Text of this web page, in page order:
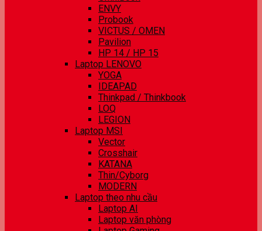
ENVY
Probook
VICTUS / OMEN
Pavilion
HP 14 / HP 15
Laptop LENOVO
YOGA
IDEAPAD
Thinkpad / Thinkbook
LOQ
LEGION
Laptop MSI
Vector
Crosshair
KATANA
Thin/Cyborg
MODERN
Laptop theo nhu cầu
Laptop AI
Laptop văn phòng